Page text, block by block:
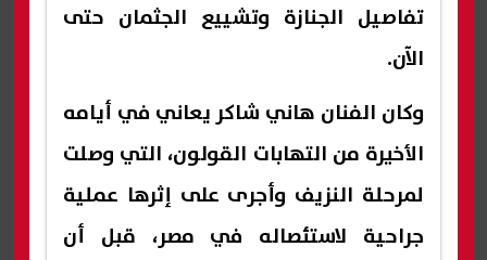
تفاصيل الجنازة وتشييع الجثمان حتى
الآن.
وكان الفنان هاني شاكر يعاني في أيامه
الأخيرة من التهابات القولون، التي وصلت
لمرحلة النزيف وأجرى على إثرها عملية
جراحية لاستئصاله في مصر، قبل أن